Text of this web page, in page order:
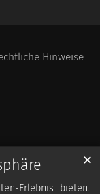
Erlebnis bieten.
✕
Hinweise